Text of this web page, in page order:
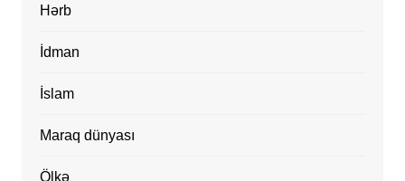
Hərb
İdman
İslam
Maraq dünyası
Ölkə